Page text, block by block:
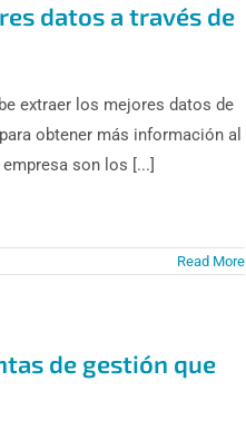
datos a través de
extraer los mejores datos de
obtener más información al
son los [...]
Read More
de gestión que